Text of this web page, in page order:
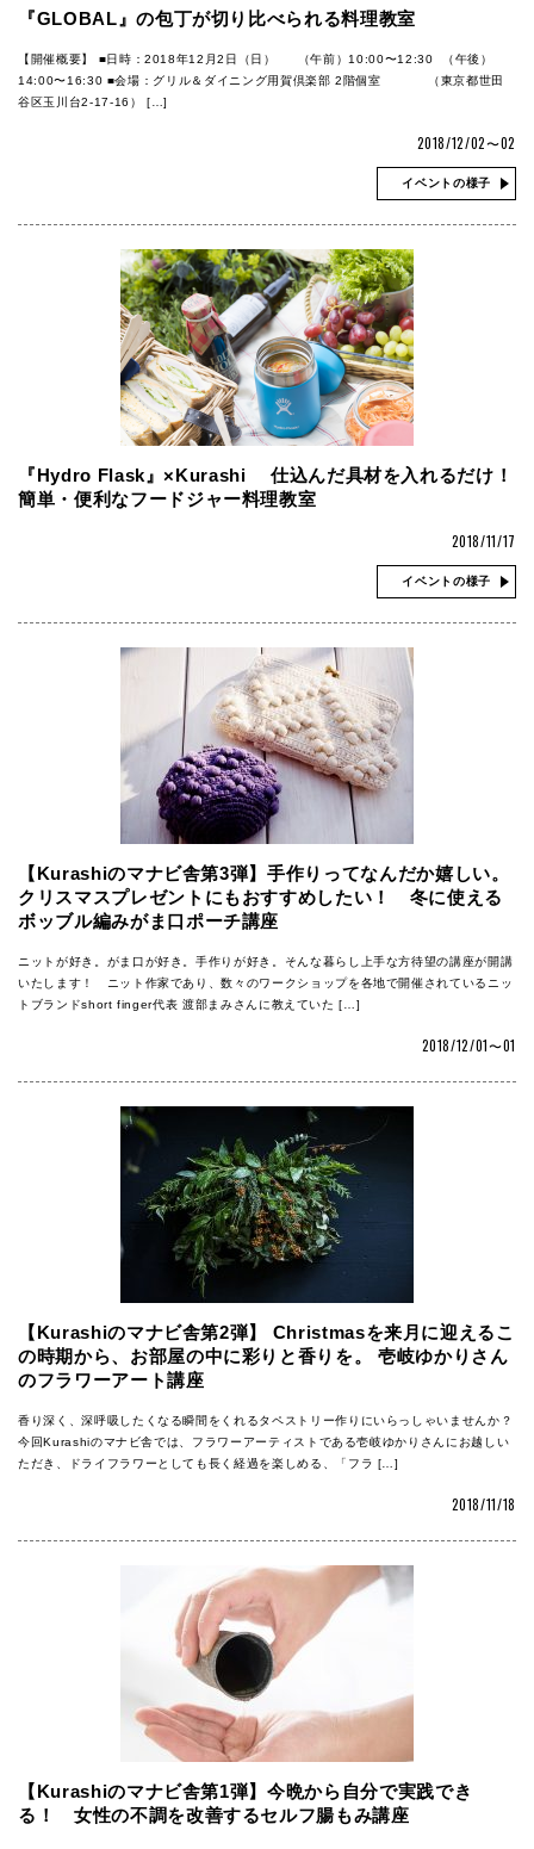
『GLOBAL』の包丁が切り比べられる料理教室
【開催概要】 ■日時：2018年12月2日（日） （午前）10:00〜12:30 （午後）
14:00〜16:30 ■会場：グリル＆ダイニング用賀倶楽部 2階個室 （東京都世田
谷区玉川台2-17-16） […]
2018/12/02〜02
イベントの様子
『Hydro Flask』×Kurashi 仕込んだ具材を入れるだけ！
簡単・便利なフードジャー料理教室
2018/11/17
イベントの様子
【Kurashiのマナビ舎第3弾】手作りってなんだか嬉しい。
クリスマスプレゼントにもおすすめしたい！ 冬に使える
ボッブル編みがま口ポーチ講座
ニットが好き。がま口が好き。手作りが好き。そんな暮らし上手な方待望の講座が開講
いたします！ ニット作家であり、数々のワークショップを各地で開催されているニッ
トブランドshort finger代表 渡部まみさんに教えていた […]
2018/12/01〜01
【Kurashiのマナビ舎第2弾】 Christmasを来月に迎えるこ
の時期から、お部屋の中に彩りと香りを。 壱岐ゆかりさん
のフラワーアート講座
香り深く、深呼吸したくなる瞬間をくれるタペストリー作りにいらっしゃいませんか？
今回Kurashiのマナビ舎では、フラワーアーティストである壱岐ゆかりさんにお越しい
ただき、ドライフラワーとしても長く経過を楽しめる、「フラ […]
2018/11/18
【Kurashiのマナビ舎第1弾】今晩から自分で実践でき
る！ 女性の不調を改善するセルフ腸もみ講座